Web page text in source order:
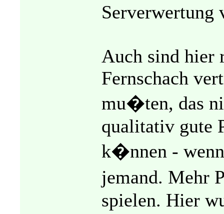
Serverwertung
Auch sind hier
Fernschach
mu�ten, das
qualitativ gute
k�nnen -
jemand. Mehr
spielen. Hier